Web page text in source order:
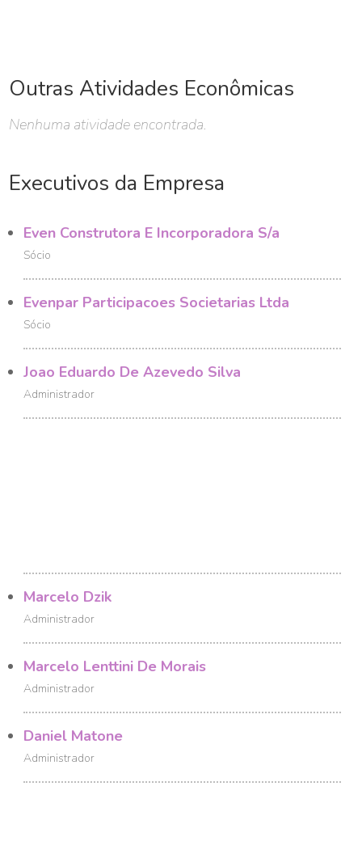
Outras Atividades Econômicas
Nenhuma atividade encontrada.
Executivos da Empresa
Even Construtora E Incorporadora S/a
Sócio
Evenpar Participacoes Societarias Ltda
Sócio
Joao Eduardo De Azevedo Silva
Administrador
Marcelo Dzik
Administrador
Marcelo Lenttini De Morais
Administrador
Daniel Matone
Administrador